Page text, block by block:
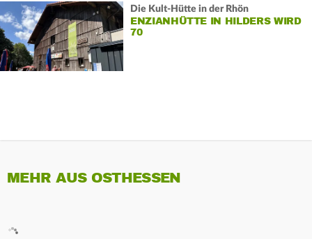
Die Kult-Hütte in der Rhön
ENZIANHÜTTE IN HILDERS WIRD
70
MEHR AUS OSTHESSEN